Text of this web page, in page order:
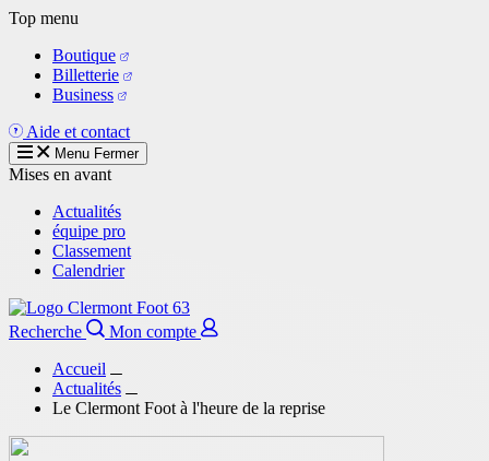
Aller
contenu
principal
Top menu
Boutique
Billetterie
Business
Aide et contact
Menu Fermer
Mises en avant
Actualités
équipe pro
Classement
Calendrier
Recherche
Mon compte
Accueil
Actualités
Le Clermont Foot à l'heure de la reprise